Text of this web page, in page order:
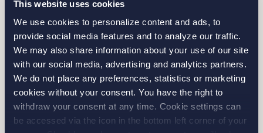
This website uses cookies
We use cookies to personalize content and ads, to
provide social media features and to analyze our traffic.
We may also share information about your use of our site
with our social media, advertising and analytics partners.
We do not place any preferences, statistics or marketing
cookies without your consent. You have the right to
withdraw your consent at any time. Cookie settings can
be accessed via the icon in the bottom left corner of your
kontaktad av, så hör vi av oss inom kort.